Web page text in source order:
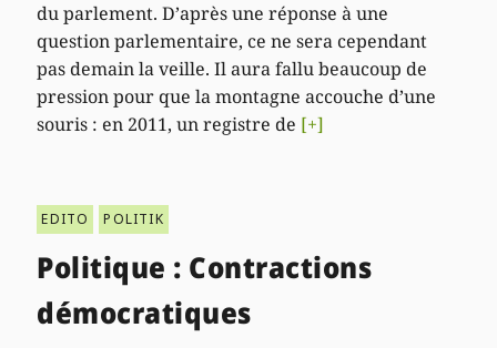
du parlement. D’après une réponse à une
question parlementaire, ce ne sera cependant
pas demain la veille. Il aura fallu beaucoup de
pression pour que la montagne accouche d’une
souris : en 2011, un registre de [+]
EDITO POLITIK
Politique : Contractions
démocratiques